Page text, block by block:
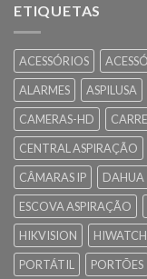
ETIQUETAS
ACESSÓRIOS
ALARMES
ASPILUSA
CAMERAS-HD
CENTRAL ASPIRAÇÃO
CÂMARAS IP
DAHUA
ESCOVA ASPIRAÇÃO
HIKVISION
HIWATCH
PORTÁTIL
PORTÕES